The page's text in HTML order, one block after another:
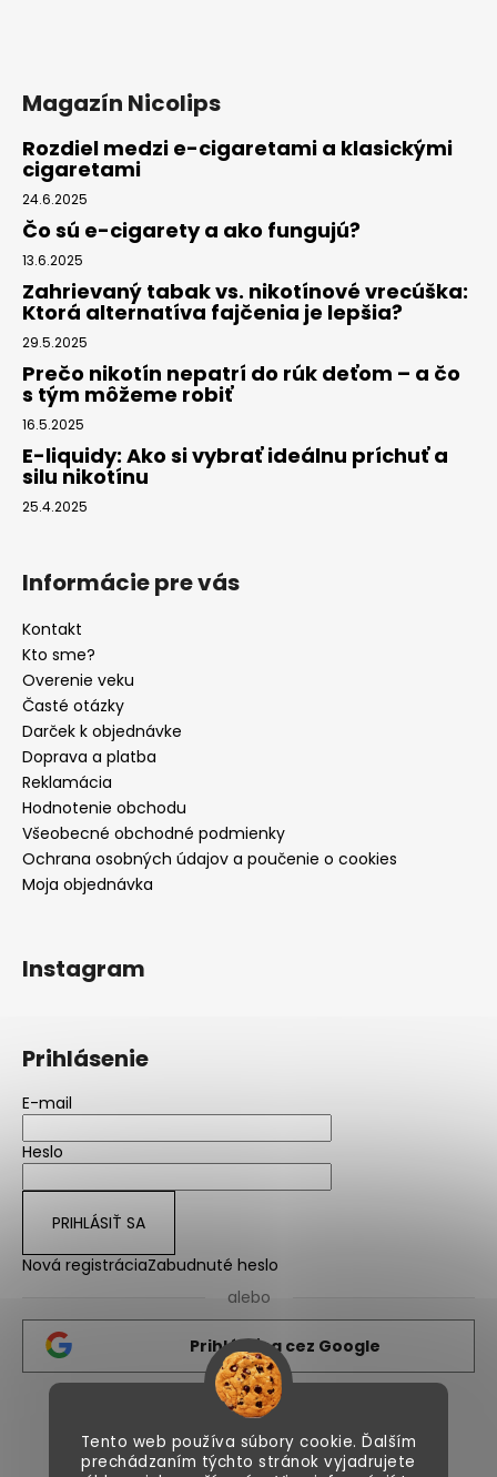
Tento web používa súbory cookie. Ďalším
prechádzaním týchto stránok vyjadrujete
Magazín Nicolips
Rozdiel medzi e-cigaretami a klasickými
cigaretami
24.6.2025
Čo sú e-cigarety a ako fungujú?
13.6.2025
Zahrievaný tabak vs. nikotínové vrecúška:
Ktorá alternatíva fajčenia je lepšia?
29.5.2025
Prečo nikotín nepatrí do rúk deťom – a čo
s tým môžeme robiť
16.5.2025
E-liquidy: Ako si vybrať ideálnu príchuť a
silu nikotínu
25.4.2025
Informácie pre vás
Kontakt
Kto sme?
Overenie veku
Časté otázky
Darček k objednávke
Doprava a platba
Reklamácia
Hodnotenie obchodu
Všeobecné obchodné podmienky
Ochrana osobných údajov a poučenie o cookies
Moja objednávka
Instagram
Prihlásenie
E-mail
Heslo
PRIHLÁSIŤ SA
Nová registráciaZabudnuté heslo
alebo
Prihlásiť sa cez Google
Nicolips.sk Nicolips.cz